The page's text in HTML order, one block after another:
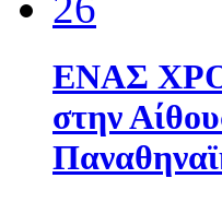
ΕΝΑΣ
στην